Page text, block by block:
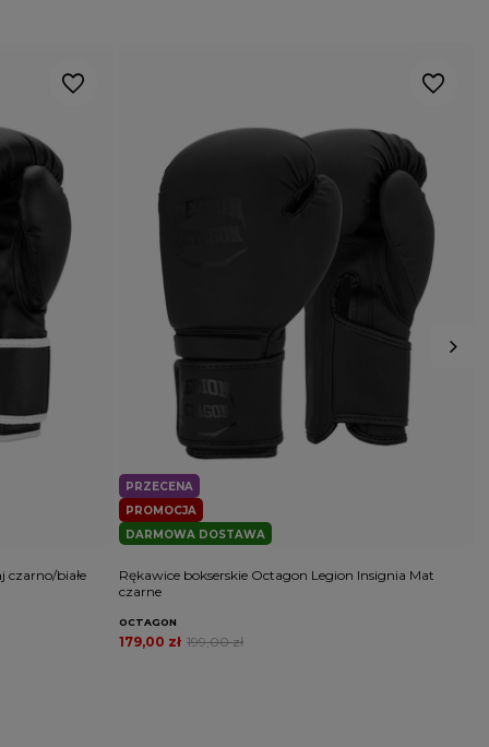
czarno/białe
PROMOCJA
PRZECENA
DARMOWA DOSTAWA
Rękawice bokserskie Octagon Legion Insignia Mat
czarne
OCTAGON
199,00 zł
179,00 zł